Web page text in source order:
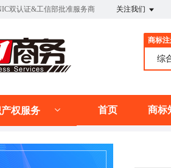
双认证&工信部批准服务商 关注我们
商标
综
权服务 首页 商标